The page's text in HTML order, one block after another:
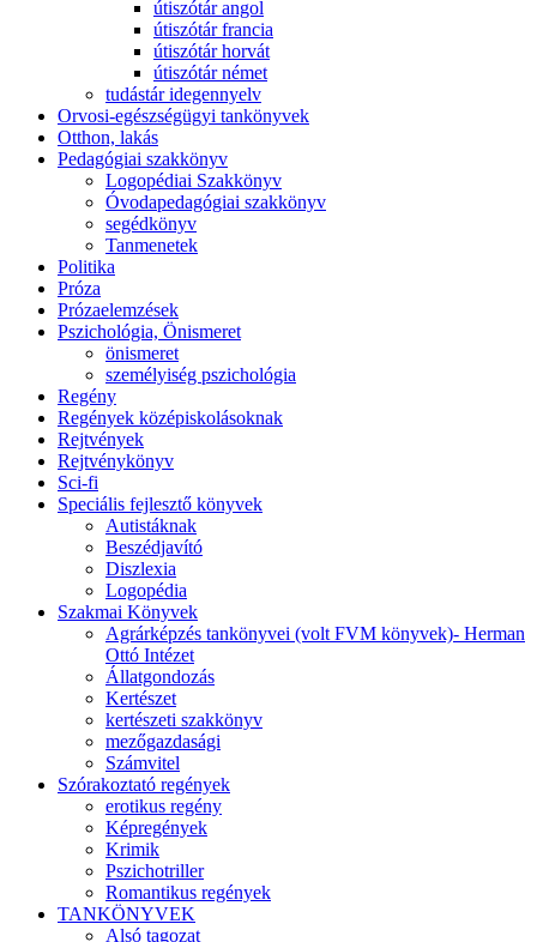
útiszótár angol
útiszótár francia
útiszótár horvát
útiszótár német
tudástár idegennyelv
Orvosi-egészségügyi tankönyvek
Otthon, lakás
Pedagógiai szakkönyv
Logopédiai Szakkönyv
Óvodapedagógiai szakkönyv
segédkönyv
Tanmenetek
Politika
Próza
Prózaelemzések
Pszichológia, Önismeret
önismeret
személyiség pszichológia
Regény
Regények középiskolásoknak
Rejtvények
Rejtvénykönyv
Sci-fi
Speciális fejlesztő könyvek
Autistáknak
Beszédjavító
Diszlexia
Logopédia
Szakmai Könyvek
Agrárképzés tankönyvei (volt FVM könyvek)- Herman
Ottó Intézet
Állatgondozás
Kertészet
kertészeti szakkönyv
mezőgazdasági
Számvitel
Szórakoztató regények
erotikus regény
Képregények
Krimik
Pszichotriller
Romantikus regények
TANKÖNYVEK
Alsó tagozat